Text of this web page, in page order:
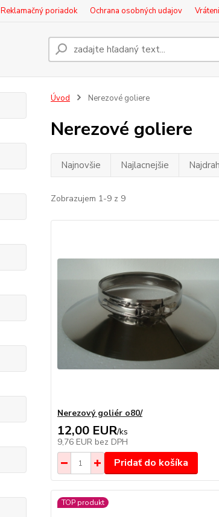
Reklamačný poriadok Ochrana osobných udajov
Úvod Nerezové goliere
Nerezové goliere
Najnovšie Najlacnejšie
Zobrazujem 1-9 z 9
Nerezový goliér o80/
12,00 EUR/ks
9,76 EUR bez DPH
Pridať do košíka
TOP produkt